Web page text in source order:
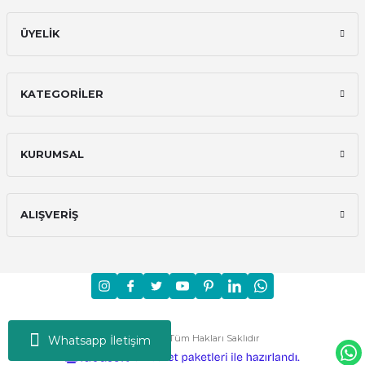
Whatsapp İletişim
ÜYELİK
KATEGORİLER
KURUMSAL
ALIŞVERİŞ
Moni © 2024 - Tüm Hakları Saklıdır
e-